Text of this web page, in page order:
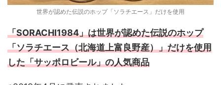
世界が認めた伝説のホップ「ソラチエース」だけを使用
「SORACHI1984」は世界が認めた伝説のホップ
「ソラチエース（北海道上富良野産）」だけを使用
した「サッポロビール」の人気商品